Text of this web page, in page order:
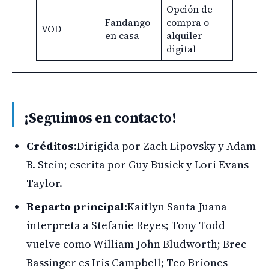
VOD
Fandango
en casa
Opción de
compra o
alquiler
digital
¡Seguimos en contacto!
Créditos:Dirigida por Zach Lipovsky y Adam
B. Stein; escrita por Guy Busick y Lori Evans
Taylor.
Reparto principal:Kaitlyn Santa Juana
interpreta a Stefanie Reyes; Tony Todd
vuelve como William John Bludworth; Brec
Bassinger es Iris Campbell; Teo Briones